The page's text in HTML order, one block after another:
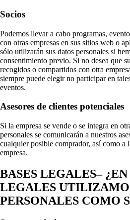
Socios
Podemos llevar a cabo programas,
con otras empresas en sus sitios web o
sólo utilizarán sus datos personales si
consentimiento previo. Si no desea que
recogidos o compartidos con otra
siempre puede elegir no participar en
eventos.
Asesores de clientes potenciales
Si la empresa se vende o se integra en
personales se comunicarán a nuestros
cualquier posible comprador, así como a
empresa.
BASES LEGALES–
LEGALES
PERSONALES COMO